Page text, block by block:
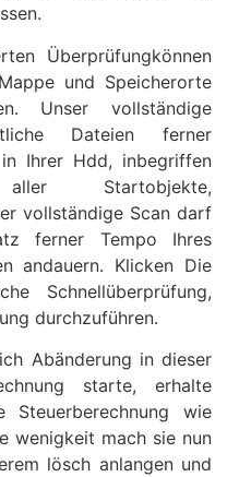
Überprüfungkönnen
und Speicherorte
Unser vollständige
Dateien ferner
Ihrer Hdd, inbegriffen
Startobjekte,
vollständige Scan darf
ferner Tempo Ihres
andauern. Klicken Die
Schnellüberprüfung,
durchzuführen.
Abänderung in dieser
starte, erhalte
Steuerberechnung wie
wenigkeit mach sie nun
lösch anlangen und